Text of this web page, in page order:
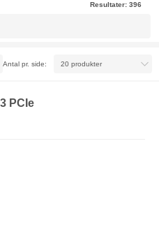
Resultater: 396
Antal pr. side:
PCIe